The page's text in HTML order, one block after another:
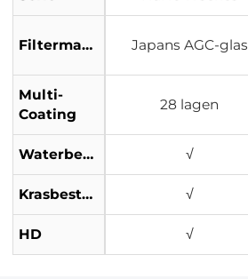
Filtermateriaal Japans AGC-glas
Multi-
Coating
28 lagen
Waterbestendig √
Krasbestendig √
HD √